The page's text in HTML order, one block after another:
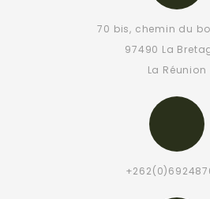
70 bis, chemin du
97490 La
La Réunion